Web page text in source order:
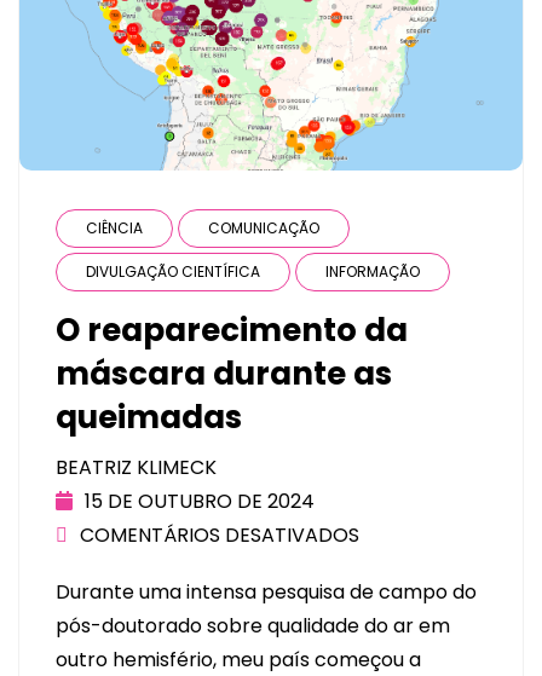
CIÊNCIA COMUNICAÇÃO
DIVULGAÇÃO CIENTÍFICA INFORMAÇÃO
O reaparecimento da
máscara durante as
queimadas
BEATRIZ KLIMECK
15 DE OUTUBRO DE 2024
COMENTÁRIOS DESATIVADOS
Durante uma intensa pesquisa de campo do
pós-doutorado sobre qualidade do ar em
outro hemisfério, meu país começou a